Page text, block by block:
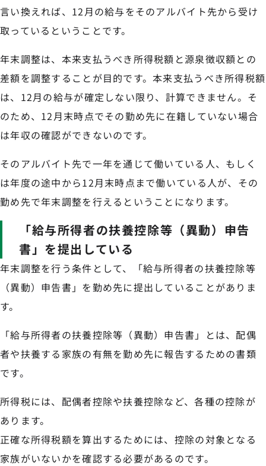
言い換えれば、12月の給与をそのアルバイト先から受け
取っているということです。
年末調整は、本来支払うべき所得税額と源泉徴収額との
差額を調整することが目的です。本来支払うべき所得税額
は、12月の給与が確定しない限り、計算できません。そ
のため、12月末時点でその勤め先に在籍していない場合
は年収の確認ができないのです。
そのアルバイト先で一年を通じて働いている人、もしく
は年度の途中から12月末時点まで働いている人が、その
勤め先で年末調整を行えるということになります。
「給与所得者の扶養控除等（異動）申告
書」を提出している
年末調整を行う条件として、「給与所得者の扶養控除等
（異動）申告書」を勤め先に提出していることがありま
す。
「給与所得者の扶養控除等（異動）申告書」とは、配偶
者や扶養する家族の有無を勤め先に報告するための書類
です。
所得税には、配偶者控除や扶養控除など、各種の控除が
あります。
正確な所得税額を算出するためには、控除の対象となる
家族がいないかを確認する必要があるのです。